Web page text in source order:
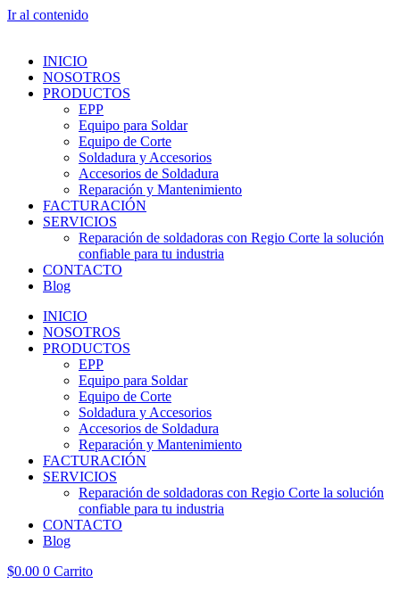
Ir al contenido
INICIO
NOSOTROS
PRODUCTOS
EPP
Equipo para Soldar
Equipo de Corte
Soldadura y Accesorios
Accesorios de Soldadura
Reparación y Mantenimiento
FACTURACIÓN
SERVICIOS
Reparación de soldadoras con Regio Corte la solución
confiable para tu industria
CONTACTO
Blog
INICIO
NOSOTROS
PRODUCTOS
EPP
Equipo para Soldar
Equipo de Corte
Soldadura y Accesorios
Accesorios de Soldadura
Reparación y Mantenimiento
FACTURACIÓN
SERVICIOS
Reparación de soldadoras con Regio Corte la solución
confiable para tu industria
CONTACTO
Blog
$0.00 0 Carrito